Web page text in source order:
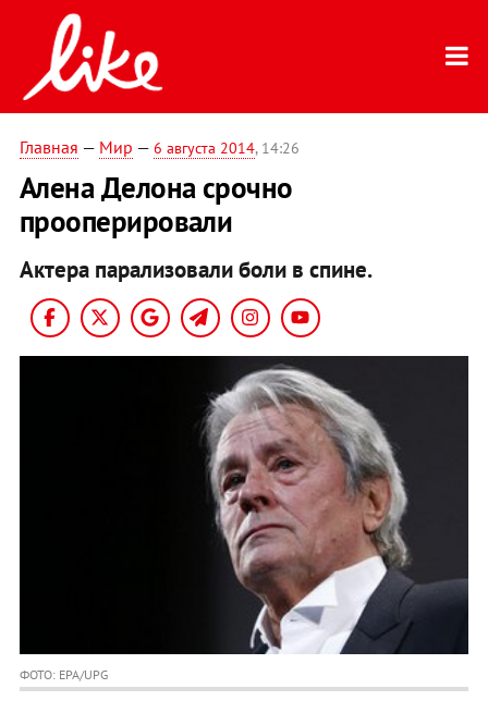
Главная — Мир — 6 августа 2014, 14:26
Алена Делона срочно
прооперировали
Актера парализовали боли в спине.
ФОТО: EPA/UPG